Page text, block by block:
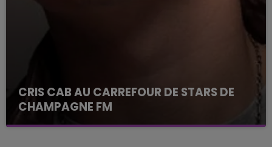
CRIS CAB AU CARREFOUR DE STARS DE
CHAMPAGNE FM